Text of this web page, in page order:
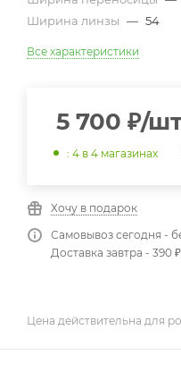
Ширина линзы — 54
Все характеристики
5 700 ₽/
: 4 в 4 магазинах
Хочу в подарок
Самовывоз сегодня -
Доставка завтра - 390 ₽
Цена действительна для